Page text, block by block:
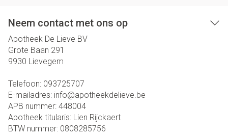
Neem contact met ons op
Apotheek De Lieve BV
Grote Baan 291
9930 Lievegem
Telefoon: 093725707
E-mailadres: info@apotheekdelieve.be
APB nummer: 448004
Apotheek titularis: Lien Rijckaert
BTW nummer: 0808285756